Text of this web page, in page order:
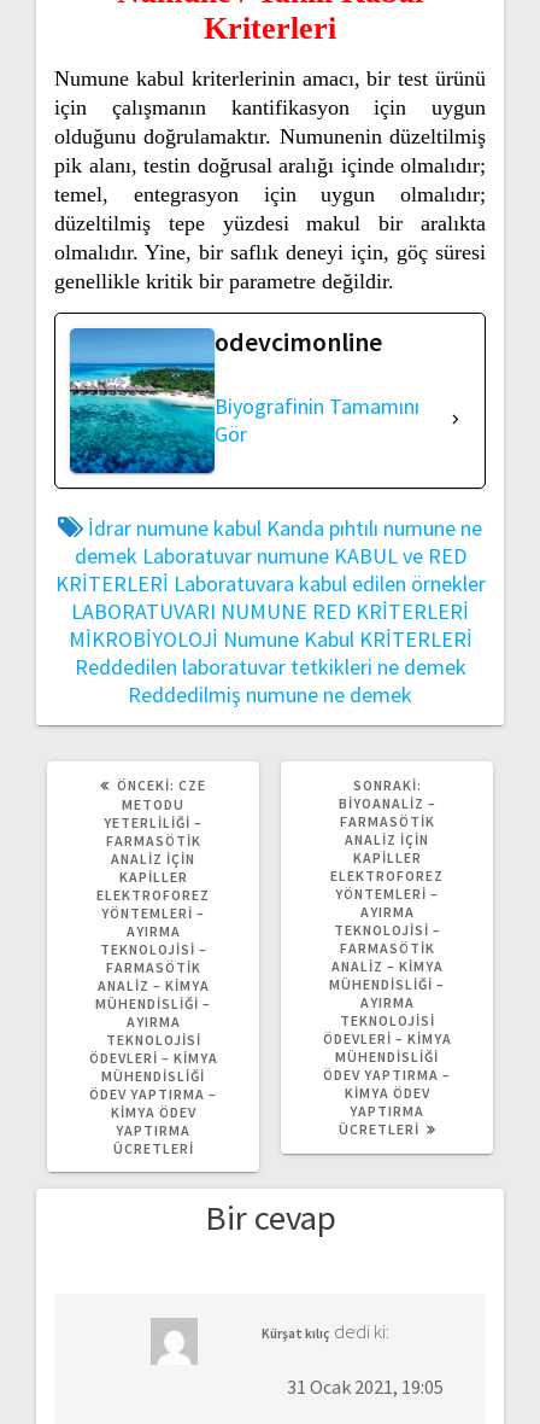
Kriterleri
Numune kabul kriterlerinin amacı, bir test ürünü
için çalışmanın kantifikasyon için uygun
olduğunu doğrulamaktır. Numunenin düzeltilmiş
pik alanı, testin doğrusal aralığı içinde olmalıdır;
temel, entegrasyon için uygun olmalıdır;
düzeltilmiş tepe yüzdesi makul bir aralıkta
olmalıdır. Yine, bir saflık deneyi için, göç süresi
genellikle kritik bir parametre değildir.
odevcimonline
Biyografinin Tamamını
Gör
İdrar numune kabul Kanda pıhtılı numune ne
demek Laboratuvar numune KABUL ve RED
KRİTERLERİ Laboratuvara kabul edilen örnekler
LABORATUVARI NUMUNE RED KRİTERLERİ
MİKROBİYOLOJİ Numune Kabul KRİTERLERİ
Reddedilen laboratuvar tetkikleri ne demek
Reddedilmiş numune ne demek
ÖNCEKI: ÖNCEKI
YAZI:
CZE
METODU
YETERLILIĞI –
FARMASÖTIK
ANALIZ İÇIN
KAPILLER
ELEKTROFOREZ
YÖNTEMLERI –
AYIRMA
TEKNOLOJISI –
FARMASÖTİK
ANALİZ – KIMYA
MÜHENDISLIĞI –
AYIRMA
TEKNOLOJISI
ÖDEVLERI – KIMYA
MÜHENDISLIĞI
ÖDEV YAPTIRMA –
KIMYA ÖDEV
YAPTIRMA
ÜCRETLERI
SONRAKI:
YAZI:
BİYOANALİZ –
FARMASÖTIK
ANALIZ İÇIN
KAPILLER
ELEKTROFOREZ
YÖNTEMLERI –
AYIRMA
TEKNOLOJISI –
FARMASÖTİK
ANALİZ – KIMYA
MÜHENDISLIĞI –
AYIRMA
TEKNOLOJISI
ÖDEVLERI – KIMYA
MÜHENDISLIĞI
ÖDEV YAPTIRMA –
KIMYA ÖDEV
YAPTIRMA
ÜCRETLERI
Bir cevap
Kürşat kılıç dedi ki:
31 Ocak 2021, 19:05